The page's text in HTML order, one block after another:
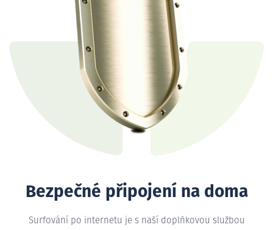
Bezpečné připojení na doma
Surfování po internetu je s naší doplňkovou službou